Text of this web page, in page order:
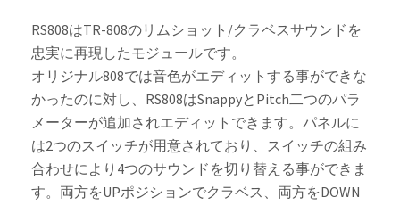
RS808はTR-808のリムショット/クラベスサウンドを
忠実に再現したモジュールです。
オリジナル808では音色がエディットする事ができな
かったのに対し、RS808はSnappyとPitch二つのパラ
メーターが追加されエディットできます。パネルに
は2つのスイッチが用意されており、スイッチの組み
合わせにより4つのサウンドを切り替える事ができま
す。両方をUPポジションでクラベス、両方をDOWN